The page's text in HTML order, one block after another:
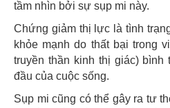
tầm nhìn bởi sự sụp mi này.
Chứng giảm thị lực là tình
khỏe mạnh do thất bại trong
truyền thần kinh thị giác)
đầu của cuộc sống.
Sụp mi cũng có thể gây ra tư